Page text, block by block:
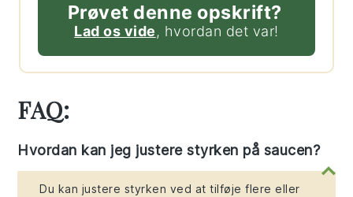
Prøvet denne opskrift?
Lad os vide, hvordan det var!
FAQ:
Hvordan kan jeg justere styrken på saucen?
Du kan justere styrken ved at tilføje flere eller